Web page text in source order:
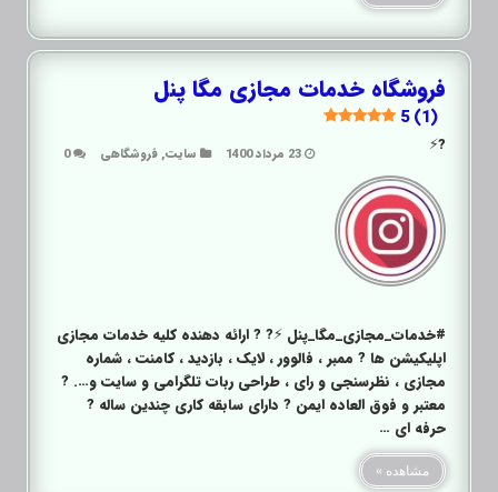
فروشگاه خدمات مجازی مگا پنل
5 (1)
23 مرداد 1400 سایت,فروشگاهی 0 ?⚡️
#خدمات_مجازی_مگا_پنل ⚡️? ? ارائه دهنده کلیه خدمات مجازی
اپلیکیشن ها ? ممبر ، فالوور ، لایک ، بازدید ، کامنت ، شماره
مجازی ، نظرسنجی و رای ، طراحی ربات تلگرامی و سایت و…. ?
معتبر و فوق العاده ایمن ? دارای سابقه کاری چندین ساله ?
حرفه ای …
مشاهده »